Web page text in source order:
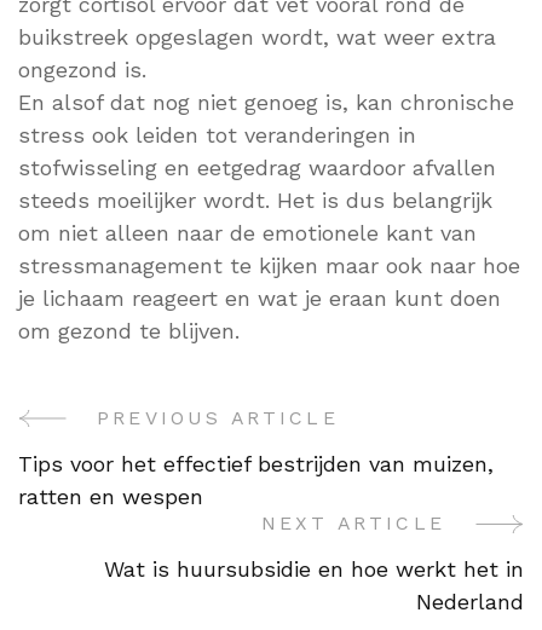
buikstreek opgeslagen wordt, wat weer extra
ongezond is.
En alsof dat nog niet genoeg is, kan chronische
stress ook leiden tot veranderingen in
stofwisseling en eetgedrag waardoor afvallen
steeds moeilijker wordt. Het is dus belangrijk
om niet alleen naar de emotionele kant van
stressmanagement te kijken maar ook naar hoe
je lichaam reageert en wat je eraan kunt doen
om gezond te blijven.
Post
Navigation
PREVIOUS ARTICLE
Tips voor het effectief bestrijden van muizen,
ratten en wespen
NEXT ARTICLE
Wat is huursubsidie en hoe werkt het in
Nederland